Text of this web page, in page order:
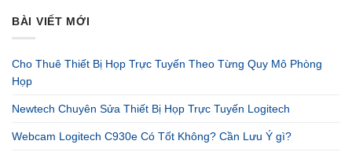
BÀI VIẾT MỚI
Cho Thuê Thiết Bị Họp Trực Tuyến Theo Từng Quy Mô Phòng
Họp
Newtech Chuyên Sửa Thiết Bị Họp Trực Tuyến Logitech
Webcam Logitech C930e Có Tốt Không? Cần Lưu Ý gì?